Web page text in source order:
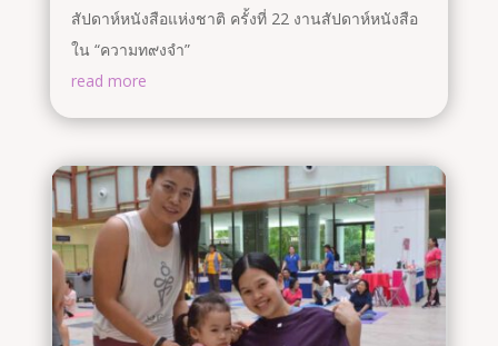
สัปดาห์หนังสือแห่งชาติ ครั้งที่ 22 งานสัปดาห์หนังสือ
ใน “ความท๙งจำ”
read more